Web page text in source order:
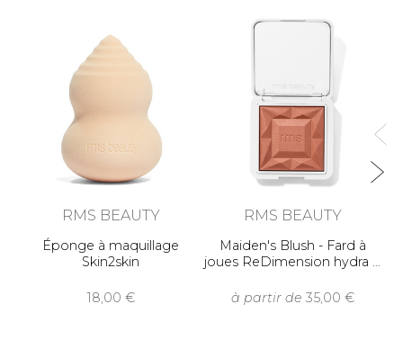
RMS BEAUTY
Éponge à maquillage
Skin2skin
18,00
RMS BEAUTY
Maiden's Blush - Fard à
joues ReDimension hydra
à partir de 35,00